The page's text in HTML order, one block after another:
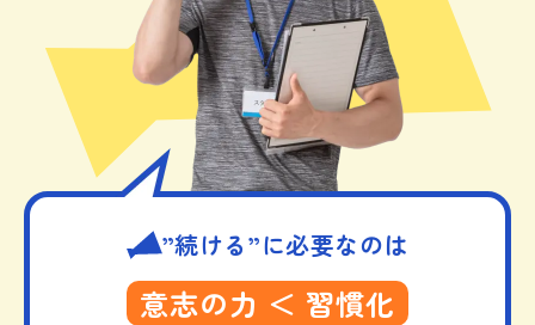
”続ける”に必要なのは
意志の力 ＜ 習慣化